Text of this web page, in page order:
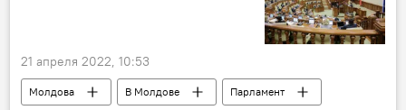
21 апреля 2022, 10:53
Молдова В Молдове
Парламент